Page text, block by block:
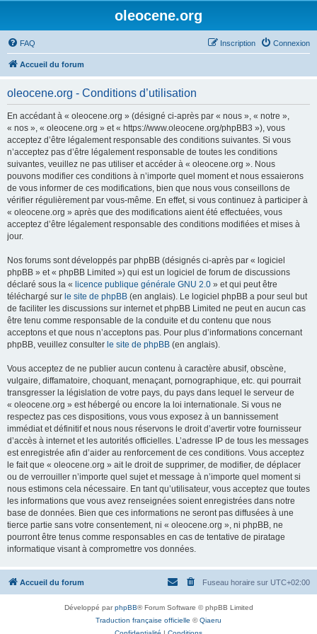
oleocene.org
FAQ Connexion
Inscription
Accueil du forum
oleocene.org - Conditions d’utilisation
En accédant à « oleocene.org » (désigné ci-après par « nous », « notre »,
« nos », « oleocene.org » et « https://www.oleocene.org/phpBB3 »), vous
acceptez d’être légalement responsable des conditions suivantes. Si vous
n’acceptez pas d’être légalement responsable de toutes les conditions
suivantes, veuillez ne pas utiliser et accéder à « oleocene.org ». Nous
pouvons modifier ces conditions à n’importe quel moment et nous essaierons
de vous informer de ces modifications, bien que nous vous conseillons de
vérifier régulièrement par vous-même. En effet, si vous continuez à participer à
« oleocene.org » après que des modifications aient été effectuées, vous
acceptez d’être légalement responsable des conditions modifiées et mises à
jour.
Nos forums sont développés par phpBB (désignés ci-après par « logiciel
phpBB » et « phpBB Limited ») qui est un logiciel de forum de discussions
déclaré sous la « licence publique générale GNU 2.0 » et qui peut être
téléchargé sur le site de phpBB (en anglais). Le logiciel phpBB a pour seul but
de faciliter les discussions sur internet et phpBB Limited ne peut en aucun cas
être tenu comme responsable de la conduite et du contenu que nous
acceptons et que nous n’acceptons pas. Pour plus d’informations concernant
phpBB, veuillez consulter le site de phpBB (en anglais).
Vous acceptez de ne publier aucun contenu à caractère abusif, obscène,
vulgaire, diffamatoire, choquant, menaçant, pornographique, etc. qui pourrait
transgresser la législation de votre pays, du pays dans lequel le serveur de
« oleocene.org » est hébergé ou encore la loi internationale. Si vous ne
respectez pas ces dispositions, vous vous exposez à un bannissement
immédiat et définitif et nous nous réservons le droit d’avertir votre fournisseur
d’accès à internet et les autorités officielles. L’adresse IP de tous les messages
est enregistrée afin d’aider au renforcement de ces conditions. Vous acceptez
le fait que « oleocene.org » ait le droit de supprimer, de modifier, de déplacer
ou de verrouiller n’importe quel sujet et message à n’importe quel moment si
nous estimons cela nécessaire. En tant qu’utilisateur, vous acceptez que toutes
les informations que vous avez renseignées soient enregistrées dans notre
base de données. Bien que ces informations ne seront pas diffusées à une
tierce partie sans votre consentement, ni « oleocene.org », ni phpBB, ne
pourront être tenus comme responsables en cas de tentative de piratage
informatique visant à compromettre vos données.
Accueil du forum Fuseau horaire sur UTC+02:00
Développé parphpBB® Forum Software © phpBB Limited
Traduction française officielle ©Qiaeru